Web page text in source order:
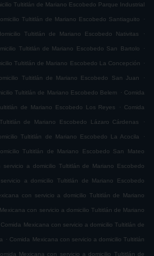
Tultitlán de Mariano Escobedo Parque Industrial
Tultitlán de Mariano Escobedo Santiaguito .
Tultitlán de Mariano Escobedo Nativitas .
Tultitlán de Mariano Escobedo San Bartolo .
Tultitlán de Mariano Escobedo La Concepción .
Tultitlán de Mariano Escobedo San Juan .
Tultitlán de Mariano Escobedo Belem . Comida
de Mariano Escobedo Los Reyes . Comida
de Mariano Escobedo Lázaro Cárdenas .
Tultitlán de Mariano Escobedo La Acocila .
Tultitlán de Mariano Escobedo San Mateo
servicio a domicilio Tultitlán de Mariano Escobedo
a domicilio Tultitlán de Mariano Escobedo
con servicio a domicilio Tultitlán de Mariano
con servicio a domicilio Tultitlán de Mariano
Comida Mexicana con servicio a domicilio Tultitlán de
. Comida Mexicana con servicio a domicilio Tultitlán
Mexicana con servicio a domicilio Tultitlán de